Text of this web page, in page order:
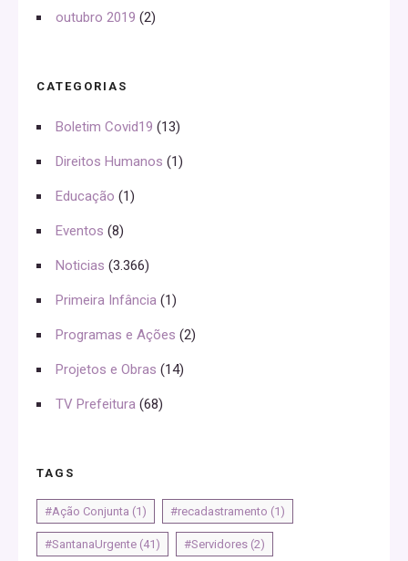
outubro 2019 (2)
CATEGORIAS
Boletim Covid19 (13)
Direitos Humanos (1)
Educação (1)
Eventos (8)
Noticias (3.366)
Primeira Infância (1)
Programas e Ações (2)
Projetos e Obras (14)
TV Prefeitura (68)
TAGS
#Ação Conjunta (1) #recadastramento (1)
#SantanaUrgente (41) #Servidores (2)